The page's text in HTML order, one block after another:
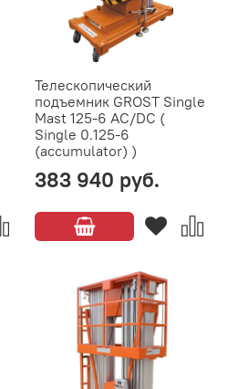
Телескопический
подъемник GROST Single
Mast 125-6 AC/DC (
Single 0.125-6
(accumulator) )
383 940 руб.